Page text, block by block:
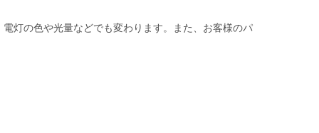
灯の色や光量などでも変わります。また、お客様のパ